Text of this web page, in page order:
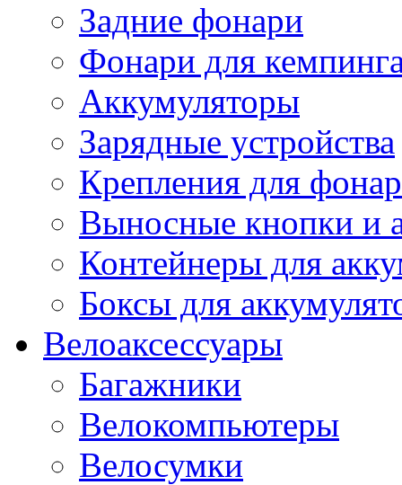
Задние фонари
Фонари для
Аккумуляторы
Зарядные устройства
Крепления для
Выносные кнопки и
Контейнеры для
Боксы для
Велоаксессуары
Багажники
Велокомпьютеры
Велосумки